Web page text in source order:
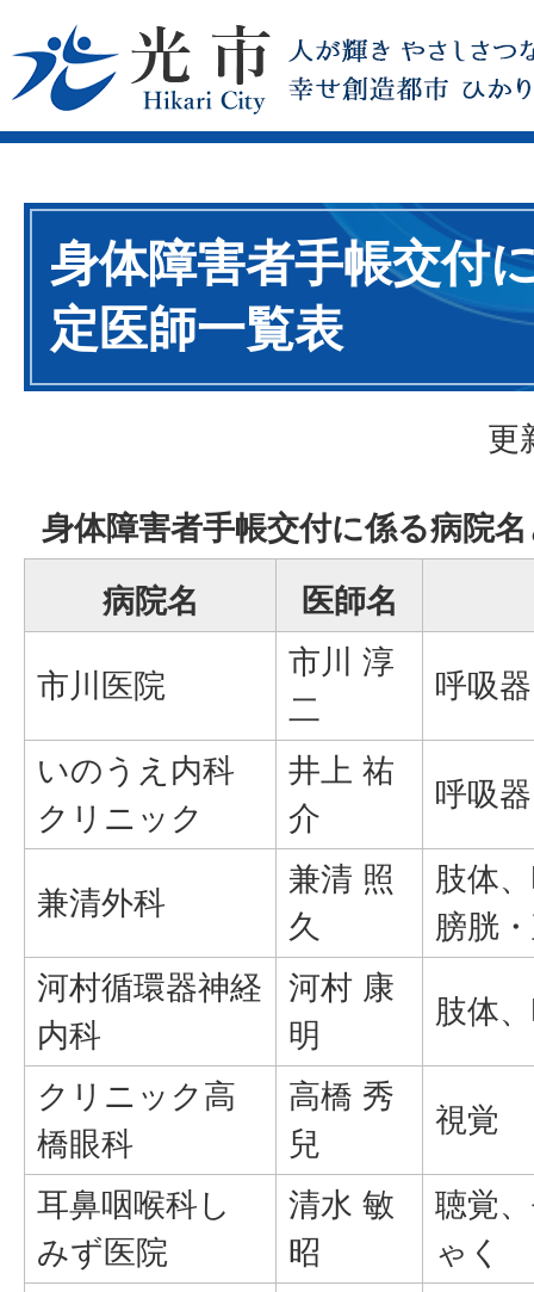
身体障害者手帳交付
定医師一覧表
更
身体障害者手帳交付に係る病院
病院名
医師名
市川医院
市川 淳
二
呼吸
いのうえ内科
クリニック
井上 祐
介
呼吸
兼清外科
兼清 照
久
肢体
膀胱
河村循環器神経
内科
河村 康
明
肢体
クリニック高
橋眼科
高橋 秀
兒
視覚
耳鼻咽喉科し
みず医院
清水 敏
昭
聴覚
ゃく